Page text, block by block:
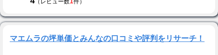
マエムラの坪単価とみんなの口コミや評判をリサーチ！